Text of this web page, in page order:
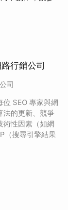
行銷公司
司
SEO 專家與網
法的更新、競爭
術性因素（如網
（搜尋引擎結果